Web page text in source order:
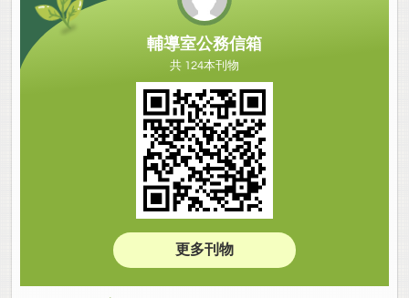
輔導室公務信箱
共 124本刊物
更多刊物